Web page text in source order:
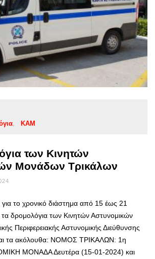
ΚΑΜ
των Κινητών
Μονάδων Τρικάλων
για το χρονικό διάστημα από 15 έως 21
δρομολόγια των Κινητών Αστυνομικών
Περιφερειακής Αστυνομικής Διεύθυνσης
τα ακόλουθα: ΝΟΜΟΣ ΤΡΙΚΑΛΩΝ: 1η
ΜΟΝΑΔΑ Δευτέρα (15-01-2024) και